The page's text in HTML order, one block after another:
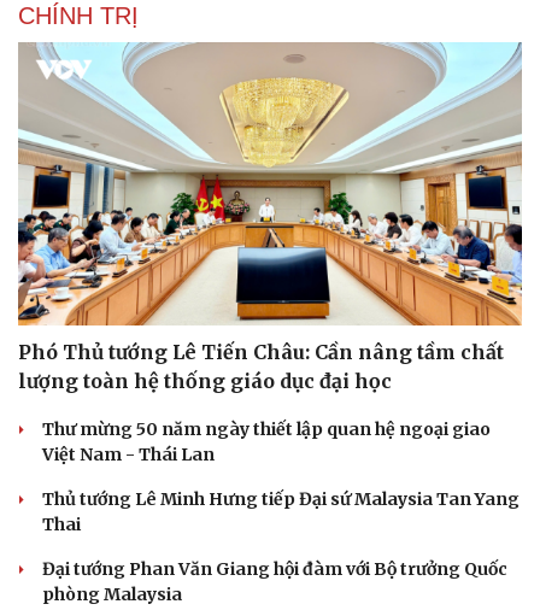
CHÍNH TRỊ
Phó Thủ tướng Lê Tiến Châu: Cần nâng tầm chất
lượng toàn hệ thống giáo dục đại học
Thư mừng 50 năm ngày thiết lập quan hệ ngoại giao
Việt Nam - Thái Lan
Thủ tướng Lê Minh Hưng tiếp Đại sứ Malaysia Tan Yang
Thai
Đại tướng Phan Văn Giang hội đàm với Bộ trưởng Quốc
phòng Malaysia